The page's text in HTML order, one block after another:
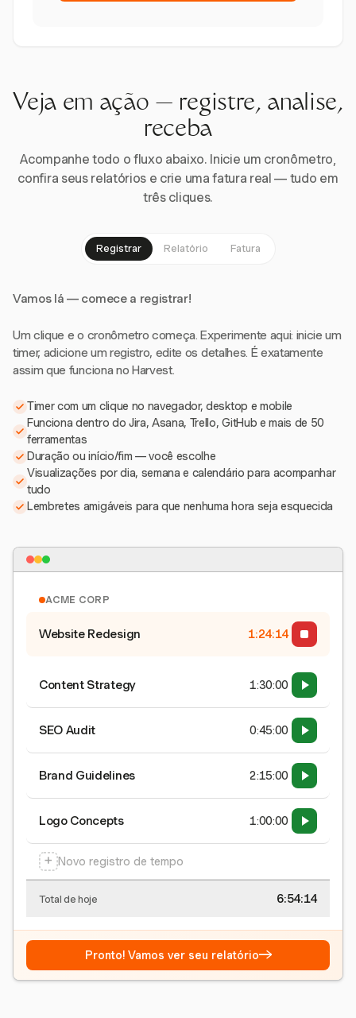
Veja em ação — registre, analise,
receba
Acompanhe todo o fluxo abaixo. Inicie um cronômetro,
confira seus relatórios e crie uma fatura real — tudo em
três cliques.
Registrar Relatório Fatura
Vamos lá — comece a registrar!
Um clique e o cronômetro começa. Experimente aqui: inicie um
timer, adicione um registro, edite os detalhes. É exatamente
assim que funciona no Harvest.
Timer com um clique no navegador, desktop e mobile
Funciona dentro do Jira, Asana, Trello, GitHub e mais de 50
ferramentas
Duração ou início/fim — você escolhe
Visualizações por dia, semana e calendário para acompanhar
tudo
Lembretes amigáveis para que nenhuma hora seja esquecida
ACME CORP
Website Redesign 1:24:15
Content Strategy 1:30:00
SEO Audit 0:45:00
Brand Guidelines 2:15:00
Logo Concepts 1:00:00
+ Novo registro de tempo
Total de hoje 6:54:15
Pronto! Vamos ver seu relatório→